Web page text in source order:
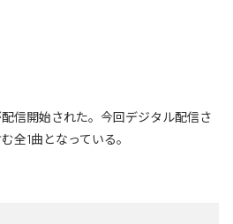
配信開始された。今回デジタル配信さ
全1曲となっている。